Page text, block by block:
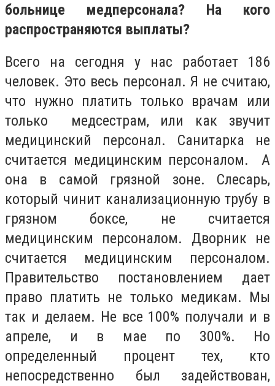
больнице медперсонала? На кого
распространяются выплаты?
Всего на сегодня у нас работает 186
человек. Это весь персонал. Я не считаю,
что нужно платить только врачам или
только медсестрам, или как звучит
медицинский персонал. Санитарка не
считается медицинским персоналом. А
она в самой грязной зоне. Слесарь,
который чинит канализационную трубу в
грязном боксе, не считается
медицинским персоналом. Дворник не
считается медицинским персоналом.
Правительство постановлением дает
право платить не только медикам. Мы
так и делаем. Не все 100% получали и в
апреле, и в мае по 300%. Но
определенный процент тех, кто
непосредственно был задействован,